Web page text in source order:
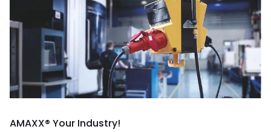
AMAXX® Your Industry!